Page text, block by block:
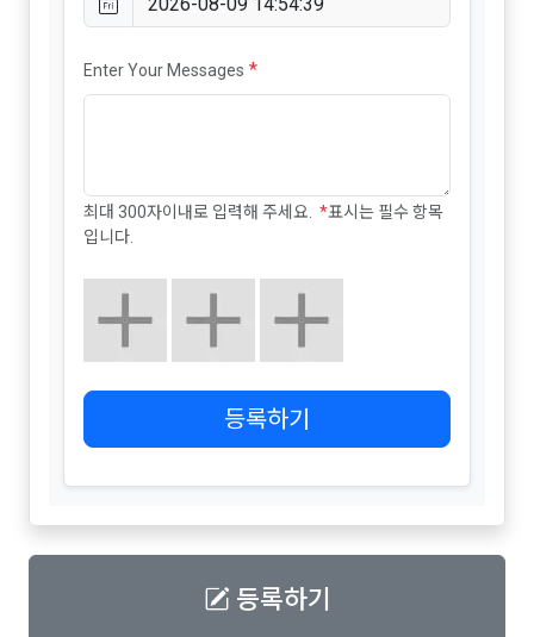
Enter Your Messages *
최대 300자이내로 입력해 주세요. *표시는 필수 항목
입니다.
등록하기
등록하기